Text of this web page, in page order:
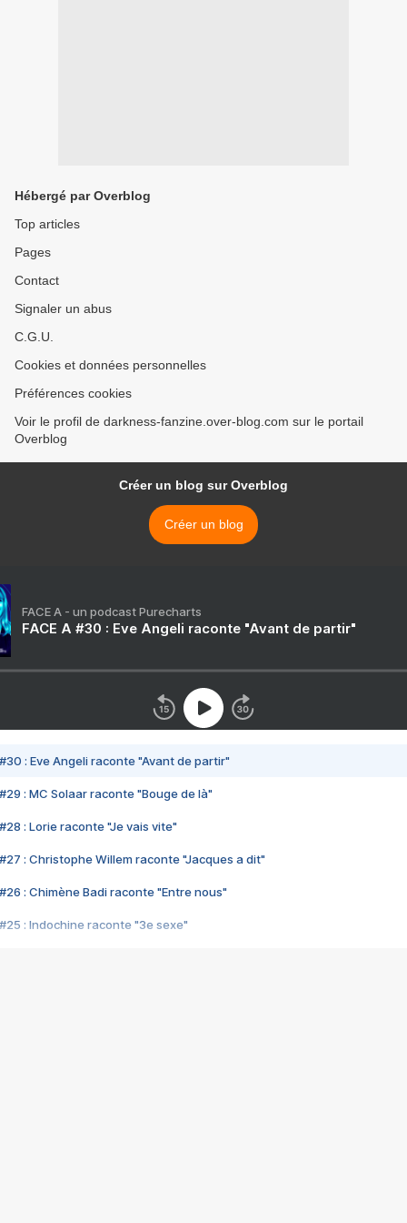
Hébergé par Overblog
Top articles
Pages
Contact
Signaler un abus
C.G.U.
Cookies et données personnelles
Préférences cookies
Voir le profil de darkness-fanzine.over-blog.com sur le portail
Overblog
Créer un blog sur Overblog
Créer un blog
FACE A - un podcast Purecharts
FACE A #30 : Eve Angeli raconte "Avant de partir"
#30 : Eve Angeli raconte "Avant de partir"
#29 : MC Solaar raconte "Bouge de là"
#28 : Lorie raconte "Je vais vite"
#27 : Christophe Willem raconte "Jacques a dit"
#26 : Chimène Badi raconte "Entre nous"
#25 : Indochine raconte "3e sexe"